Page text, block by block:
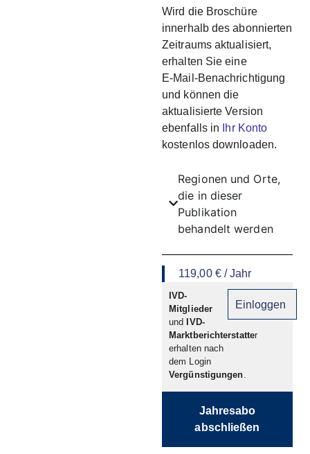
Wird die Broschüre
innerhalb des abonnierten
Zeitraums aktualisiert,
erhalten Sie eine
E‑Mail‑Benachrichtigung
und können die
aktualisierte Version
ebenfalls in
Ihr Konto
kostenlos downloaden.
Regionen und Orte,
die in dieser
Publikation
behandelt werden
119,00 € / Jahr
IVD-
Mitglieder
und
IVD-
Marktberichterstatter
erhalten nach
dem Login
Vergünstigungen.
Einloggen
Jahresabo
abschließen